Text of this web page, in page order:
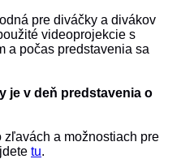
pre diváčky a divákov
videoprojekcie s
a počas predstavenia sa
je v deň predstavenia o
zľavách a možnostiach pre
tu.